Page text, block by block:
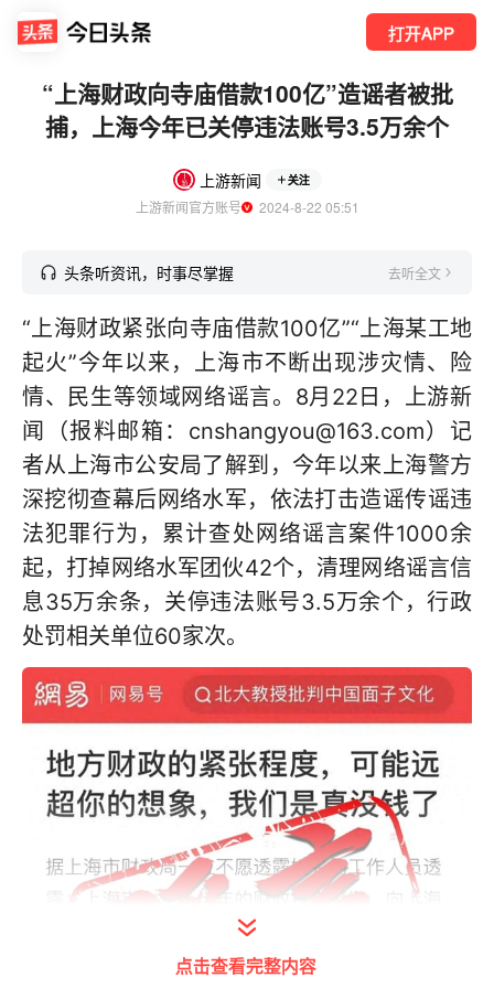
打开APP
“上海财政向寺庙借款100亿”造谣者被批
捕，上海今年已关停违法账号3.5万余个
上游新闻 关注
上游新闻官方账号
  2024-8-22 05:51
头条听资讯，时事尽掌握 去听全文
“上海财政紧张向寺庙借款100亿”“上海某工地
起火”今年以来，上海市不断出现涉灾情、险
情、民生等领域网络谣言。8月22日，上游新
闻（报料邮箱：cnshangyou@163.com）记
者从上海市公安局了解到，今年以来上海警方
深挖彻查幕后网络水军，依法打击造谣传谣违
法犯罪行为，累计查处网络谣言案件1000余
起，打掉网络水军团伙42个，清理网络谣言信
息35万余条，关停违法账号3.5万余个，行政
处罚相关单位60家次。
点击查看完整内容